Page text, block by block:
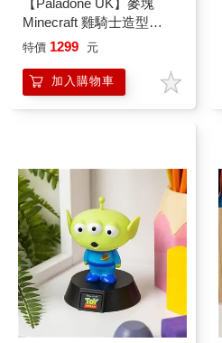
Minecraft 雞騎士造型
ICON小夜燈
特價 1299 元
加入購物車